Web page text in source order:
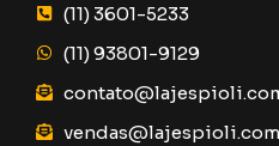
(11) 3601-5233
(11) 93801-9129